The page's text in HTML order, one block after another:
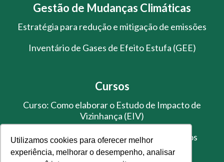
Utilizamos cookies para oferecer melhor
experiência, melhorar o desempenho, analisar
Gestão de Mudanças Climáticas
Estratégia para redução e mitigação de emissões
Inventário de Gases de Efeito Estufa (GEE)
Cursos
Curso: Como elaborar o Estudo de Impacto de
Vizinhança (EIV)
Treinamento de Gestão de Resíduos Sólidos